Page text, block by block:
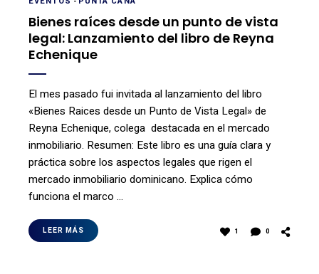
Bienes raíces desde un punto de vista
legal: Lanzamiento del libro de Reyna
Echenique
El mes pasado fui invitada al lanzamiento del libro
«Bienes Raices desde un Punto de Vista Legal» de
Reyna Echenique, colega destacada en el mercado
inmobiliario. Resumen: Este libro es una guía clara y
práctica sobre los aspectos legales que rigen el
mercado inmobiliario dominicano. Explica cómo
funciona el marco …
LEER MÁS 1 0